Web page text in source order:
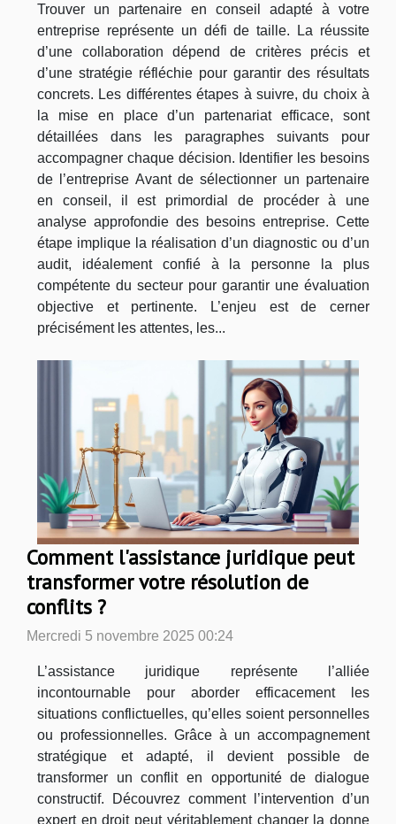
Trouver un partenaire en conseil adapté à votre
entreprise représente un défi de taille. La réussite
d’une collaboration dépend de critères précis et
d’une stratégie réfléchie pour garantir des résultats
concrets. Les différentes étapes à suivre, du choix à
la mise en place d’un partenariat efficace, sont
détaillées dans les paragraphes suivants pour
accompagner chaque décision. Identifier les besoins
de l’entreprise Avant de sélectionner un partenaire
en conseil, il est primordial de procéder à une
analyse approfondie des besoins entreprise. Cette
étape implique la réalisation d’un diagnostic ou d’un
audit, idéalement confié à la personne la plus
compétente du secteur pour garantir une évaluation
objective et pertinente. L’enjeu est de cerner
précisément les attentes, les...
Comment l'assistance juridique peut
transformer votre résolution de
conflits ?
Mercredi 5 novembre 2025 00:24
L’assistance juridique représente l’alliée
incontournable pour aborder efficacement les
situations conflictuelles, qu’elles soient personnelles
ou professionnelles. Grâce à un accompagnement
stratégique et adapté, il devient possible de
transformer un conflit en opportunité de dialogue
constructif. Découvrez comment l’intervention d’un
expert en droit peut véritablement changer la donne